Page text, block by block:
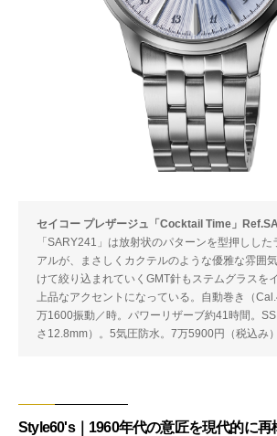
セイコー プレザージュ「Cocktail Time」
「SARY241」は放射状のパターンを型押しした
アルが、まさしくカクテルのような優雅な雰囲
けて絞り込まれていくGMT針もステムグラスを
上品なアクセントになっている。自動巻き（
万1600振動／時。パワーリザーブ約41時間。
さ12.8mm）。5気圧防水。7万5900円（税込み）
Style60's｜1960年代の意匠を現代的に再